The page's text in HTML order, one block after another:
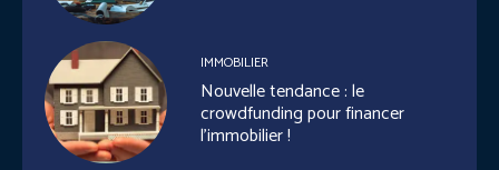
IMMOBILIER
Nouvelle tendance : le
crowdfunding pour financer
l’immobilier !